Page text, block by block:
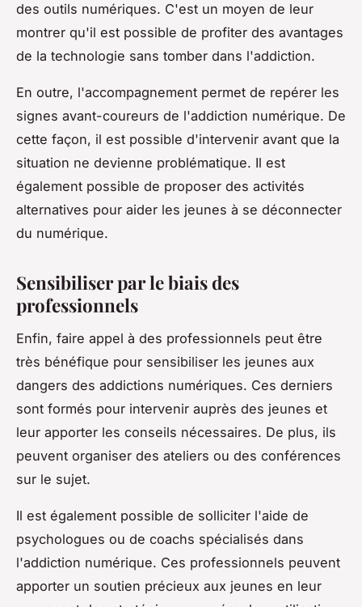
des outils numériques. C'est un moyen de leur
montrer qu'il est possible de profiter des avantages
de la technologie sans tomber dans l'addiction.
En outre, l'accompagnement permet de repérer les
signes avant-coureurs de l'addiction numérique. De
cette façon, il est possible d'intervenir avant que la
situation ne devienne problématique. Il est
également possible de proposer des activités
alternatives pour aider les jeunes à se déconnecter
du numérique.
Sensibiliser par le biais des
professionnels
Enfin, faire appel à des professionnels peut être
très bénéfique pour sensibiliser les jeunes aux
dangers des addictions numériques. Ces derniers
sont formés pour intervenir auprès des jeunes et
leur apporter les conseils nécessaires. De plus, ils
peuvent organiser des ateliers ou des conférences
sur le sujet.
Il est également possible de solliciter l'aide de
psychologues ou de coachs spécialisés dans
l'addiction numérique. Ces professionnels peuvent
apporter un soutien précieux aux jeunes en leur